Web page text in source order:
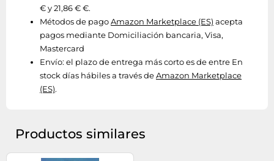
€ y 21,86 € €.
Métodos de pagoAmazon Marketplace (ES) acepta
pagos mediante Domiciliación bancaria, Visa,
Mastercard
Envío: el plazo de entrega más corto es de entre En
stock días hábiles a través deAmazon Marketplace
(ES).
Productos similares